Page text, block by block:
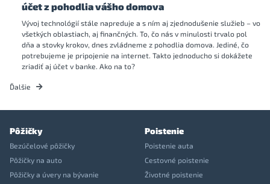
účet z pohodlia vášho domova
Vývoj technológií stále napreduje a s ním aj zjednodušenie služieb – vo
všetkých oblastiach, aj finančných. To, čo nás v minulosti trvalo pol
dňa a stovky krokov, dnes zvládneme z pohodlia domova. Jediné, čo
potrebujeme je pripojenie na internet. Takto jednoducho si dokážete
zriadiť aj účet v banke. Ako na to?
Ďalšie
Pôžičky
Bezúčelové pôžičky
Pôžičky na auto
Pôžičky a úvery na bývanie
Poistenie
Poistenie auta
Cestovné poistenie
Životné poistenie